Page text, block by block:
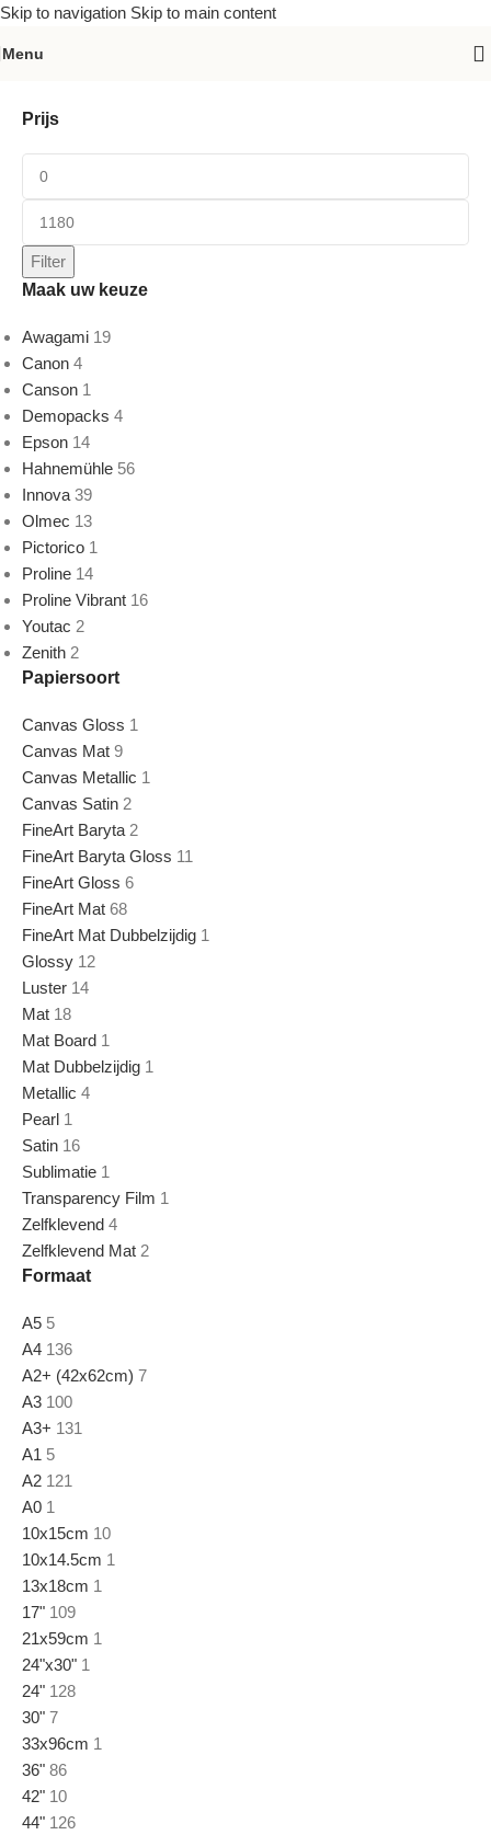
Skip to navigation Skip to main content
Menu
Home
Prijs
Filter
Maak uw keuze
Awagami 19
Canon 4
Canson 1
Demopacks 4
Epson 14
Hahnemühle 56
Innova 39
Olmec 13
Pictorico 1
Proline 14
Proline Vibrant 16
Youtac 2
Zenith 2
Papiersoort
Canvas Gloss 1
Canvas Mat 9
Canvas Metallic 1
Canvas Satin 2
FineArt Baryta 2
FineArt Baryta Gloss 11
FineArt Gloss 6
FineArt Mat 68
FineArt Mat Dubbelzijdig 1
Glossy 12
Luster 14
Mat 18
Mat Board 1
Mat Dubbelzijdig 1
Metallic 4
Pearl 1
Satin 16
Sublimatie 1
Transparency Film 1
Zelfklevend 4
Zelfklevend Mat 2
Formaat
A5 5
A4 136
A2+ (42x62cm) 7
A3 100
A3+ 131
A1 5
A2 121
A0 1
10x15cm 10
10x14.5cm 1
13x18cm 1
17" 109
21x59cm 1
24"x30" 1
24" 128
30" 7
33x96cm 1
36" 86
42" 10
44" 126